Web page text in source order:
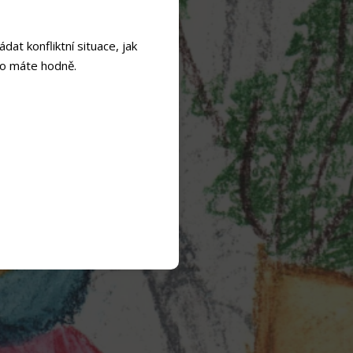
konfliktní situace, jak
máte hodně.